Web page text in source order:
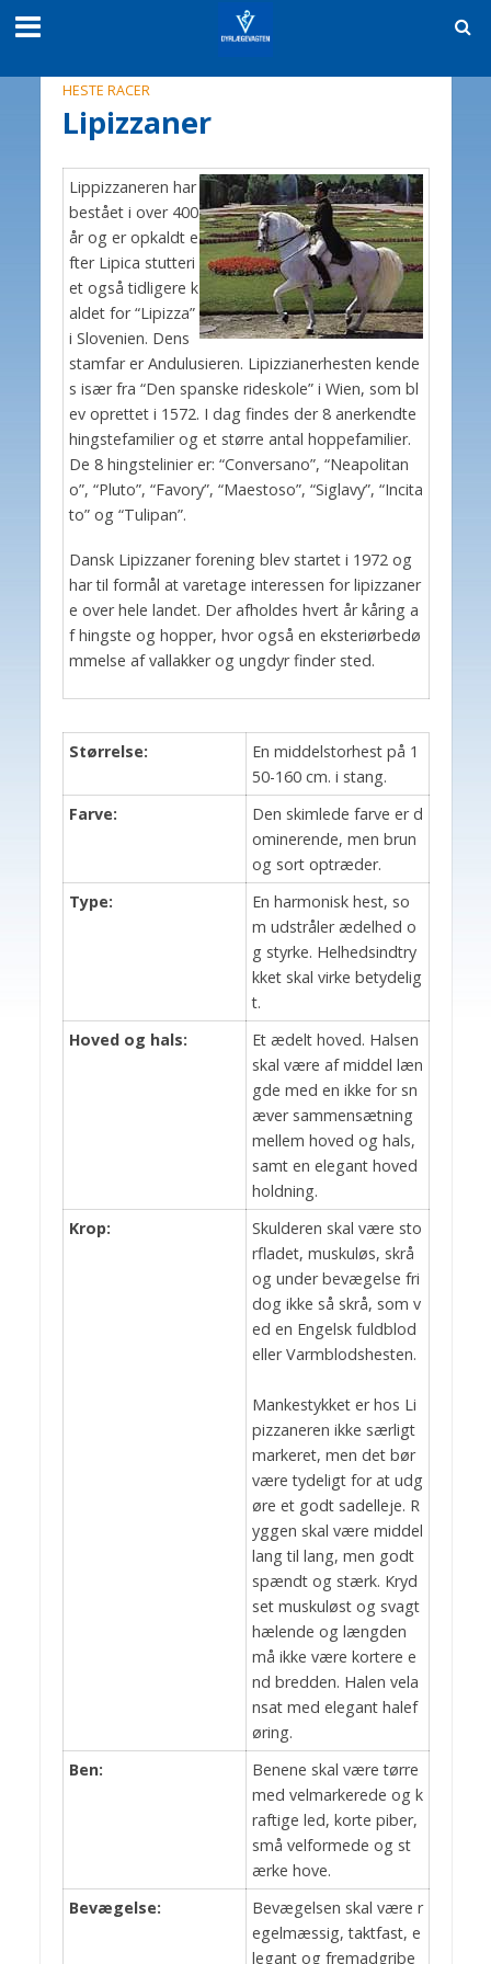
HESTE RACER
Lipizzaner
Lippizzaneren har
bestået i over 400
år og er opkaldt e
fter Lipica stutteri
et også tidligere k
aldet for “Lipizza”
i Slovenien. Dens
stamfar er Andulusieren. Lipizzianerhesten kende
s især fra “Den spanske rideskole” i Wien, som bl
ev oprettet i 1572. I dag findes der 8 anerkendte
hingstefamilier og et større antal hoppefamilier.
De 8 hingstelinier er: “Conversano”, “Neapolitan
o”, “Pluto”, “Favory”, “Maestoso”, “Siglavy”, “Incita
to” og “Tulipan”.
Dansk Lipizzaner forening blev startet i 1972 og
har til formål at varetage interessen for lipizzaner
e over hele landet. Der afholdes hvert år kåring a
f hingste og hopper, hvor også en eksteriørbedø
mmelse af vallakker og ungdyr finder sted.
Størrelse:
En middelstorhest på 1
50-160 cm. i stang.
Farve:
Den skimlede farve er d
ominerende, men brun
og sort optræder.
Type:
En harmonisk hest, so
m udstråler ædelhed o
g styrke. Helhedsindtry
kket skal virke betydelig
t.
Hoved og hals:
Et ædelt hoved. Halsen
skal være af middel læn
gde med en ikke for sn
æver sammensætning
mellem hoved og hals,
samt en elegant hoved
holdning.
Krop:
Skulderen skal være sto
rfladet, muskuløs, skrå
og under bevægelse fri
dog ikke så skrå, som v
ed en Engelsk fuldblod
eller Varmblodshesten.
Mankestykket er hos Li
pizzaneren ikke særligt
markeret, men det bør
være tydeligt for at udg
øre et godt sadelleje. R
yggen skal være middel
lang til lang, men godt
spændt og stærk. Kryd
set muskuløst og svagt
hælende og længden
må ikke være kortere e
nd bredden. Halen vela
nsat med elegant halef
øring.
Ben:
Benene skal være tørre
med velmarkerede og k
raftige led, korte piber,
små velformede og st
ærke hove.
Bevægelse:
Bevægelsen skal være r
egelmæssig, taktfast, e
legant og fremadgribe